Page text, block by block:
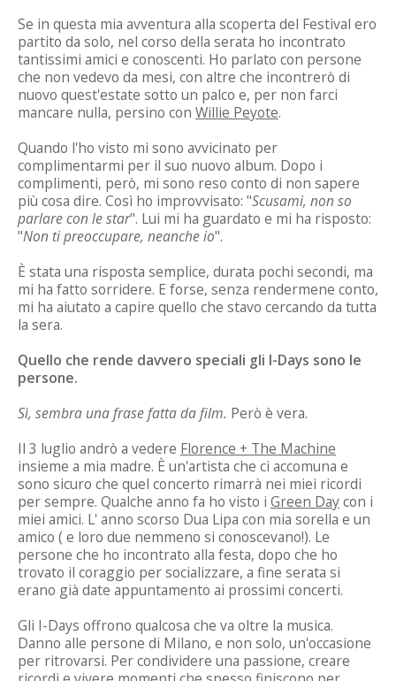
Se in questa mia avventura alla scoperta del Festival ero
partito da solo, nel corso della serata ho incontrato
tantissimi amici e conoscenti. Ho parlato con persone
che non vedevo da mesi, con altre che incontrerò di
nuovo quest'estate sotto un palco e, per non farci
mancare nulla, persino con Willie Peyote.
Quando l'ho visto mi sono avvicinato per
complimentarmi per il suo nuovo album. Dopo i
complimenti, però, mi sono reso conto di non sapere
più cosa dire. Così ho improvvisato: "Scusami, non so
parlare con le star". Lui mi ha guardato e mi ha risposto:
"Non ti preoccupare, neanche io".
È stata una risposta semplice, durata pochi secondi, ma
mi ha fatto sorridere. E forse, senza rendermene conto,
mi ha aiutato a capire quello che stavo cercando da tutta
la sera.
Quello che rende davvero speciali gli I-Days sono le
persone.
Sì, sembra una frase fatta da film. Però è vera.
Il 3 luglio andrò a vedere Florence + The Machine
insieme a mia madre. È un'artista che ci accomuna e
sono sicuro che quel concerto rimarrà nei miei ricordi
per sempre. Qualche anno fa ho visto i Green Daycon i
miei amici. L' anno scorso Dua Lipa con mia sorella e un
amico ( e loro due nemmeno si conoscevano!). Le
persone che ho incontrato alla festa, dopo che ho
trovato il coraggio per socializzare, a fine serata si
erano già date appuntamento ai prossimi concerti.
Gli I-Days offrono qualcosa che va oltre la musica.
Danno alle persone di Milano, e non solo, un'occasione
per ritrovarsi. Per condividere una passione, creare